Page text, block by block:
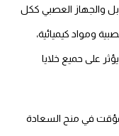
والجهاز العصبي ككل
ومواد كيميائية،
على حميع خلايا
في منح السعادة